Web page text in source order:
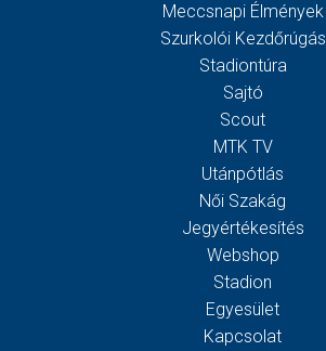
Meccsnapi Élmények
Szurkolói Kezdőrúgás
Stadiontúra
Sajtó
Scout
MTK TV
Utánpótlás
Női Szakág
Jegyértékesítés
Webshop
Stadion
Egyesület
Kapcsolat